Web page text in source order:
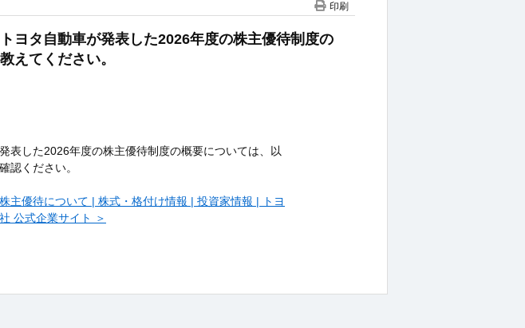
印刷
トヨタ自動車が発表した2026年度の株主優待制度の
えてください。
表した2026年度の株主優待制度の概要については、以
認ください。
主優待について | 株式・格付け情報 | 投資家情報 | トヨ
公式企業サイト ＞